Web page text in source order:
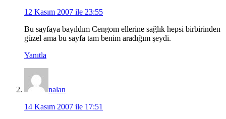
12 Kasım 2007 ile 23:55
Bu sayfaya bayıldım Cengom ellerine sağlık hepsi birbirinden
güzel ama bu sayfa tam benim aradığım şeydi.
Yanıtla
nalan
14 Kasım 2007 ile 17:51